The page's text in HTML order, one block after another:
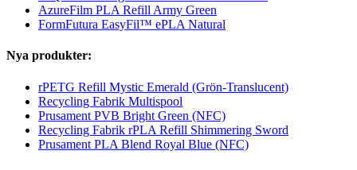
AzureFilm PLA Refill Army Green
FormFutura EasyFil™ ePLA Natural
Nya produkter:
rPETG Refill Mystic Emerald (Grön-Translucent)
Recycling Fabrik Multispool
Prusament PVB Bright Green (NFC)
Recycling Fabrik rPLA Refill Shimmering Sword
Prusament PLA Blend Royal Blue (NFC)